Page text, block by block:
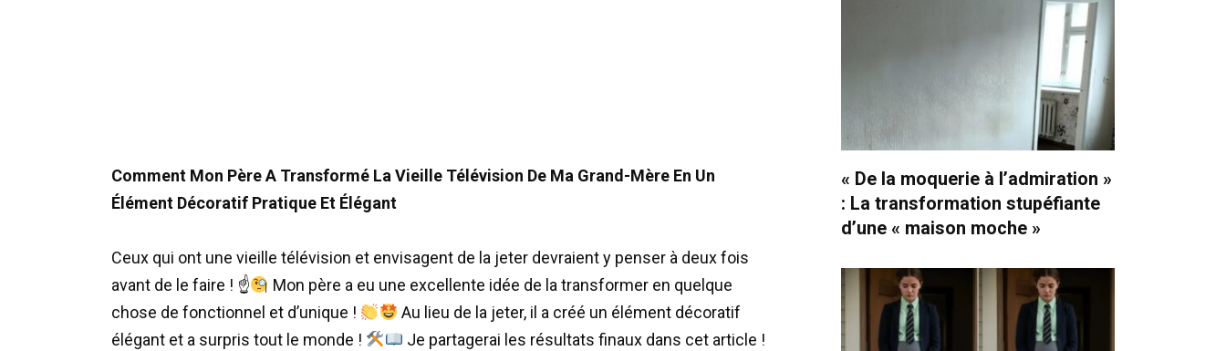
Comment Mon Père A Transformé La Vieille Télévision De Ma Grand-Mère En Un
Élément Décoratif Pratique Et Élégant
Ceux qui ont une vieille télévision et envisagent de la jeter devraient y penser à deux fois
avant de le faire ! ☝
Mon père a eu une excellente idée de la transformer en quelque
chose de fonctionnel et d’unique !
Au lieu de la jeter, il a créé un élément décoratif
élégant et a surpris tout le monde !
Je partagerai les résultats finaux dans cet article !
« De la moquerie à l’admiration »
: La transformation stupéfiante
d’une « maison moche »